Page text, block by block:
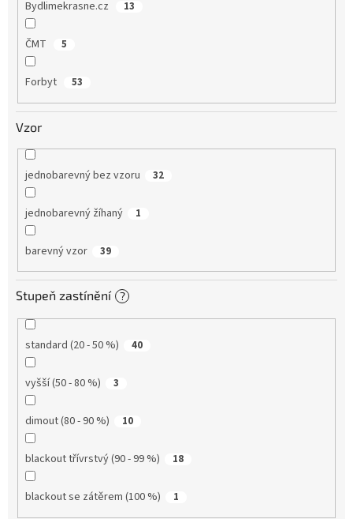
Bydlimekrasne.cz 13
ČMT 5
Forbyt 53
Vzor
jednobarevný bez vzoru 32
jednobarevný žíhaný 1
barevný vzor 39
Stupeň zastínění ?
standard (20 - 50 %) 40
vyšší (50 - 80 %) 3
dimout (80 - 90 %) 10
blackout třívrstvý (90 - 99 %) 18
blackout se zátěrem (100 %) 1